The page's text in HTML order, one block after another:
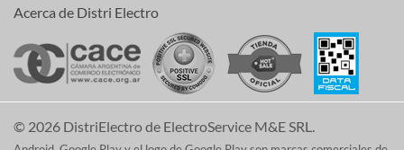
Acerca de Distri Electro
© 2026 DistriElectro de ElectroService M&E SRL.